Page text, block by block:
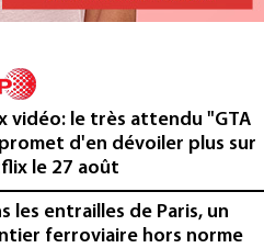
vidéo: le très attendu "GTA
d'en dévoiler plus sur
le 27 août
les entrailles de Paris, un
ferroviaire hors norme